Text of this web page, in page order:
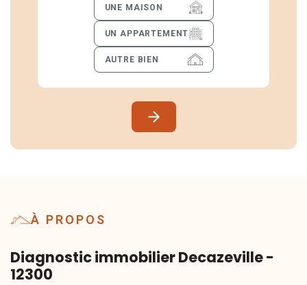
UNE MAISON
UN APPARTEMENT
AUTRE BIEN
À PROPOS
Diagnostic immobilier Decazeville -
12300